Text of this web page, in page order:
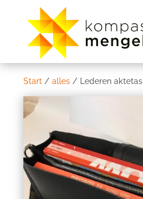
Start / alles / Lederen aktetas